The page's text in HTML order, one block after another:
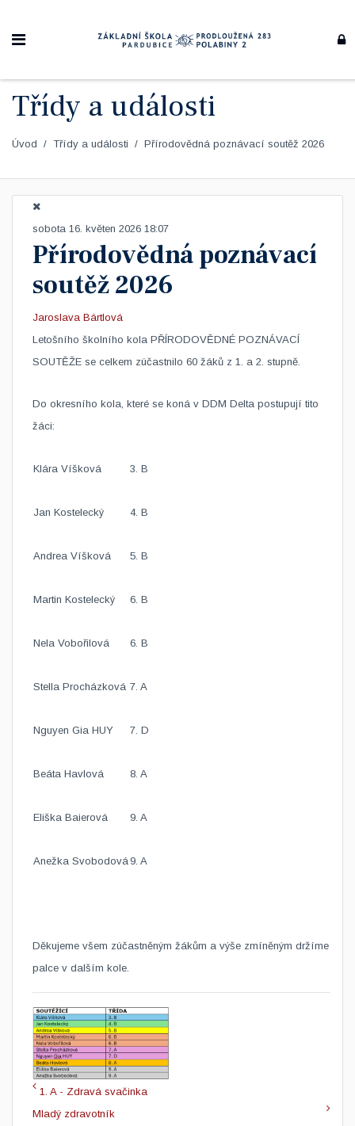
Třídy a události
Úvod Třídy a události Přírodovědná poznávací soutěž 2026
sobota 16. květen 2026 18:07
Přírodovědná poznávací
soutěž 2026
Jaroslava Bártlová
Letošního školního kola PŘÍRODOVĚDNÉ POZNÁVACÍ
SOUTĚŽE se celkem zúčastnilo 60 žáků z 1. a 2. stupně.
Do okresního kola, které se koná v DDM Delta postupují tito
žáci:
Klára Víšková 3. B
Jan Kostelecký 4. B
Andrea Víšková 5. B
Martin Kostelecký 6. B
Nela Vobořilová 6. B
Stella Procházková 7. A
Nguyen Gia HUY 7. D
Beáta Havlová 8. A
Eliška Baierová 9. A
Anežka Svobodová9. A
Děkujeme všem zúčastněným žákům a výše zmíněným držíme
palce v dalším kole.
1. A - Zdravá svačinka
Mladý zdravotník